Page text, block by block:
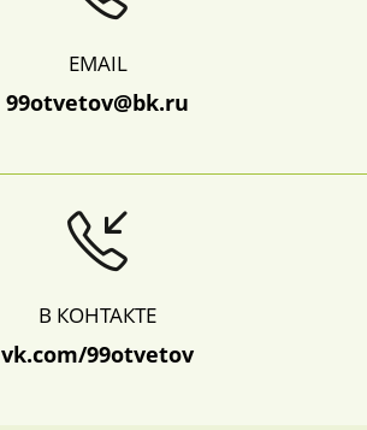
EMAIL
99otvetov@bk.ru
В КОНТАКТЕ
vk.com/99otvetov